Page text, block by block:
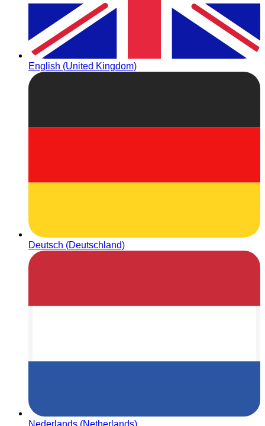
English (United Kingdom)
Deutsch (Deutschland)
Nederlands (Netherlands)